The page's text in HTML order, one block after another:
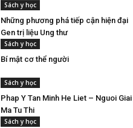
Sách y học
Những phương phá tiếp cận hiện đại
Gen trị liệu Ung thư
Sách y học
Bí mật cơ thể người
Sách y học
Phap Y Tan Minh He Liet – Nguoi Giai
Ma Tu Thi
Sách y học